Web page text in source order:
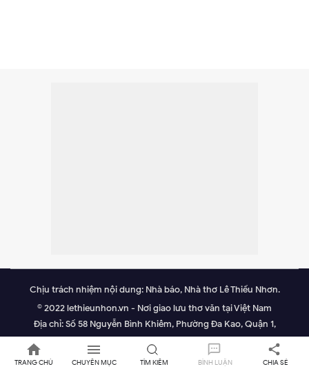
TRANG CHỦ CHUYÊN MỤC TÌM KIẾM BÌNH LUẬN CHIA SẺ
Chịu trách nhiệm nội dung: Nhà báo, Nhà thơ Lê Thiếu Nhơn.
© 2022 lethieunhon.vn - Nơi giao lưu thơ văn tại Việt Nam
Địa chỉ: Số 58 Nguyễn Bình Khiêm, Phường Đa Kao, Quận 1,
TP.HCM
Email: lethieunhonvn@gmail.com.